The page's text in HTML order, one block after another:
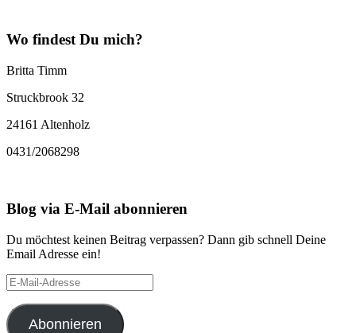
Wo findest Du mich?
Britta Timm
Struckbrook 32
24161 Altenholz
0431/2068298
Blog via E-Mail abonnieren
Du möchtest keinen Beitrag verpassen? Dann gib schnell Deine
Email Adresse ein!
E-
Mail-
Adresse
Abonnieren